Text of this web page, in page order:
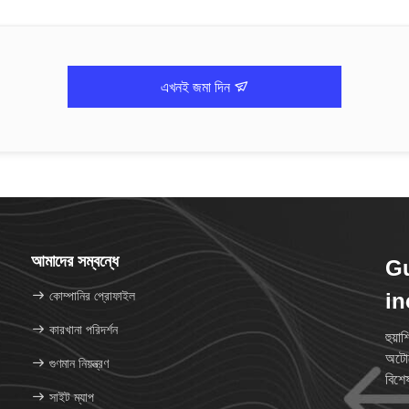
এখনই জমা দিন
আমাদের সম্বন্ধে
কোম্পানির প্রোফাইল
কারখানা পরিদর্শন
গুণমান নিয়ন্ত্রণ
সাইট ম্যাপ